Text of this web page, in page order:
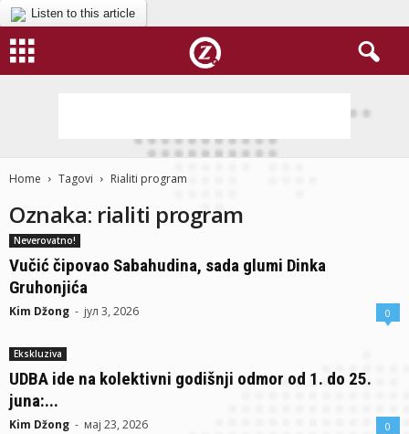
Listen to this article
Home Tagovi Rialiti program
Oznaka: rialiti program
Neverovatno!
Vučić čipovao Sabahudina, sada glumi Dinka
Gruhonjića
Kim Džong - јул 3, 2026 0
Ekskluziva
UDBA ide na kolektivni godišnji odmor od 1. do 25.
juna:...
Kim Džong - мај 23, 2026 0